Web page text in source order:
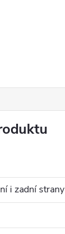
i zadní strany